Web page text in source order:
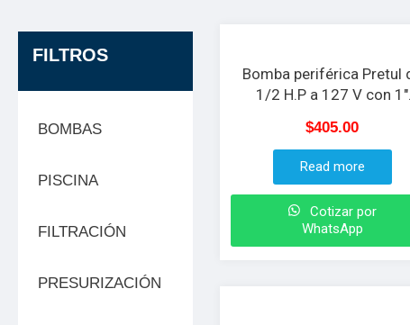
FILTROS
BOMBAS
PISCINA
FILTRACIÓN
PRESURIZACIÓN
Bomba periférica Pretul
1/2 H.P a 127 V con 1″
30 L/MIN flujo MAX
$405.00
Read more
Cotizar por
WhatsApp